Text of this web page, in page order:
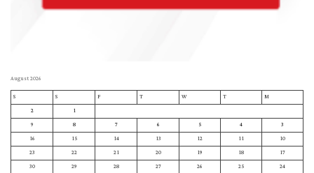
August 2026
M
T
W
T
F
S
S
1
2
3
4
5
6
7
8
9
10
11
12
13
14
15
16
17
18
19
20
21
22
23
24
25
26
27
28
29
30